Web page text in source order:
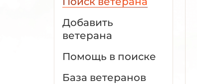
Добавить
ветерана
Помощь в поиске
База ветеранов